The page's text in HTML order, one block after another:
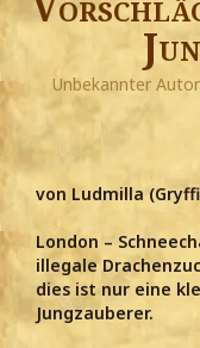
Unbekannter Autor
von Ludmilla
London –
illegale
dies ist nur eine
Jungzauberer.